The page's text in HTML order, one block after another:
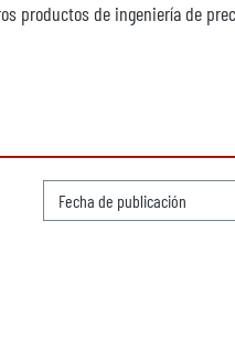
productos de ingeniería de